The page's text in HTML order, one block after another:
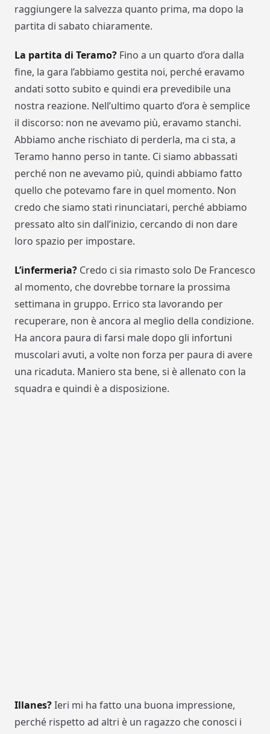
raggiungere la salvezza quanto prima, ma dopo la
partita di sabato chiaramente.
La partita di Teramo? Fino a un quarto d’ora dalla
fine, la gara l’abbiamo gestita noi, perché eravamo
andati sotto subito e quindi era prevedibile una
nostra reazione. Nell’ultimo quarto d’ora è semplice
il discorso: non ne avevamo più, eravamo stanchi.
Abbiamo anche rischiato di perderla, ma ci sta, a
Teramo hanno perso in tante. Ci siamo abbassati
perché non ne avevamo più, quindi abbiamo fatto
quello che potevamo fare in quel momento. Non
credo che siamo stati rinunciatari, perché abbiamo
pressato alto sin dall’inizio, cercando di non dare
loro spazio per impostare.
L’infermeria? Credo ci sia rimasto solo De Francesco
al momento, che dovrebbe tornare la prossima
settimana in gruppo. Errico sta lavorando per
recuperare, non è ancora al meglio della condizione.
Ha ancora paura di farsi male dopo gli infortuni
muscolari avuti, a volte non forza per paura di avere
una ricaduta. Maniero sta bene, si è allenato con la
squadra e quindi è a disposizione.
Illanes?Ieri mi ha fatto una buona impressione,
perché rispetto ad altri è un ragazzo che conosci i